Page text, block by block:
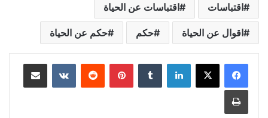
اقتباسات اقتباسات عن الحياة
اقوال عن الحياة حكم حكم عن الحياة
لينكدإن بينتيريست